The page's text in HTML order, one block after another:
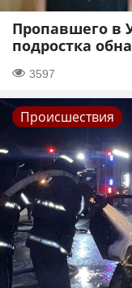
Пропавшего в
подростка
3597
Происшествия